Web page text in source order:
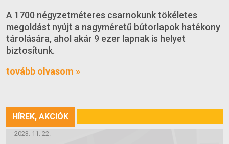
A 1700 négyzetméteres csarnokunk tökéletes
megoldást nyújt a nagyméretű bútorlapok hatékony
tárolására, ahol akár 9 ezer lapnak is helyet
biztosítunk.
tovább olvasom »
HÍREK, AKCIÓK
ÚJ 1700 NÉGYZETMÉTERES CSARNOKUNK
2023. 11. 22.